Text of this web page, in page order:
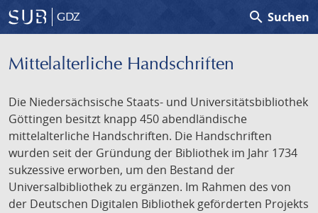
GDZ search Suchen
Mittelalterliche Handschriften
Die Niedersächsische Staats- und Universitätsbibliothek
Göttingen besitzt knapp 450 abendländische
mittelalterliche Handschriften. Die Handschriften
wurden seit der Gründung der Bibliothek im Jahr 1734
sukzessive erworben, um den Bestand der
Universalbibliothek zu ergänzen. Im Rahmen des von
der Deutschen Digitalen Bibliothek geförderten Projekts